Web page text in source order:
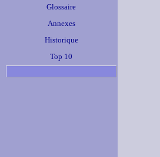
Glossaire
Annexes
Historique
Top 10